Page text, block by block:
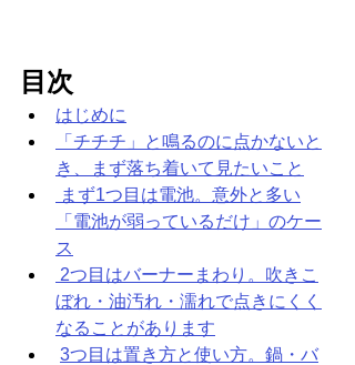
目次
はじめに
「チチチ」と鳴るのに点かないと
き、まず落ち着いて見たいこと
「電池が弱っているだけ」のケー
ス
ぼれ・油汚れ・濡れで点きにくく
なることがあります
3つ目は置き方と使い方。鍋・バ